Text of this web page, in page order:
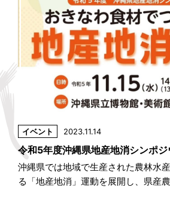
イベント 2023.11.14
令和5年度沖縄県地産地消シンポ
沖縄県では地域で生産された農林水
る「地産地消」運動を展開し、県産